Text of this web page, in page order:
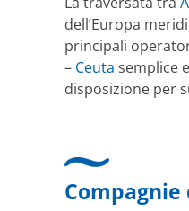
dell’Europa
principali
– Ceuta semplice
disposizione per